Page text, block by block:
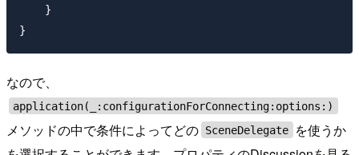
    }
なので、
application(_:configurationForConnecting:options:)
メソッドの中で条件によってどの SceneDelegate
を使うか